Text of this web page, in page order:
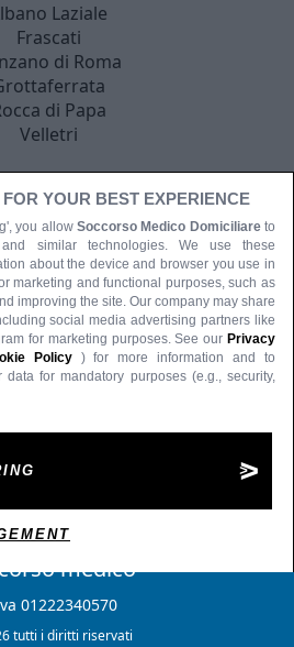
Laziale
Frascati
di Roma
di Papa
Velletri
medico
01222340570
tutti i diritti riservati
YOUR BEST EXPERIENCE
you allow Soccorso Medico Domiciliare to
similar technologies. We use these
about the device and browser you use in
marketing and functional purposes, such as
improving the site. Our company may share
social media advertising partners like
for marketing purposes. See our Privacy
Policy
) for more information and to
for mandatory purposes (e.g., security,